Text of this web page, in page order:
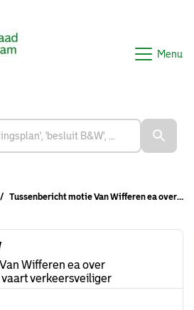
Menu
Tussenbericht motie Van Wifferen ea over Eendrachtsplein met vaart verkeersveiliger
Wifferen ea over
verkeersveiliger